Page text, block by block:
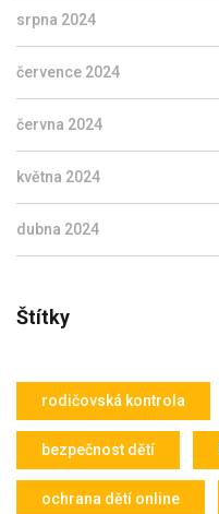
srpna 2024
července 2024
června 2024
května 2024
dubna 2024
Štítky
rodičovská kontrola
bezpečnost dětí
ochrana dětí online